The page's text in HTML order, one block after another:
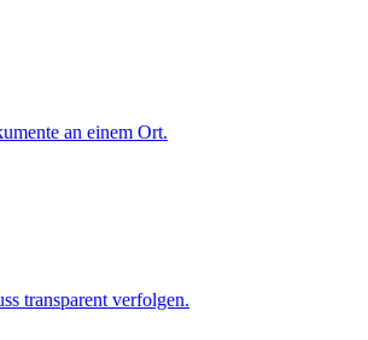
an einem Ort.
transparent verfolgen.